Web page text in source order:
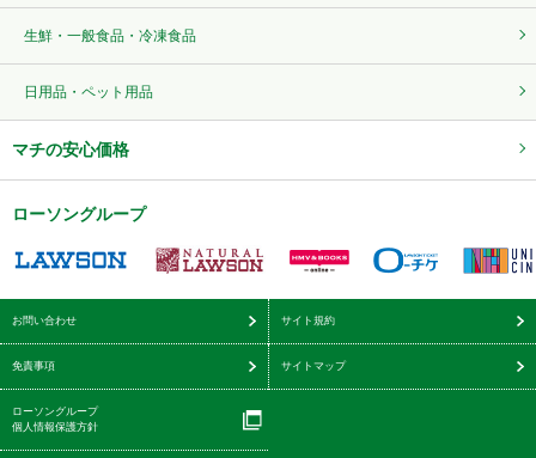
生鮮・一般食品・冷凍食品
日用品・ペット用品
マチの安心価格
ローソングループ
お問い合わせ サイト規約
免責事項 サイトマップ
ローソングループ
個人情報保護方針